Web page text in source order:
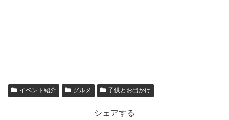
イベント紹介 グルメ 子供とお出かけ
シェアする